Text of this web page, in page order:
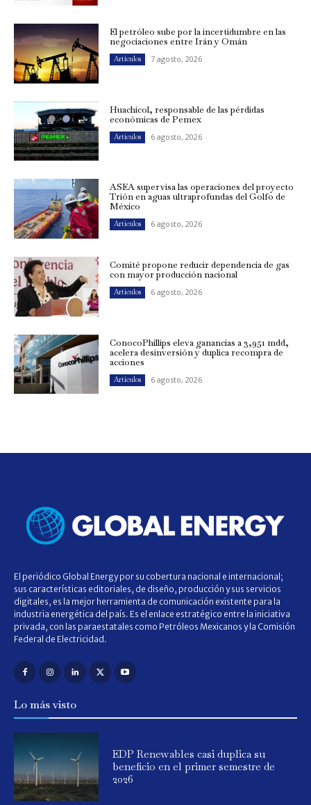
El petróleo sube por la incertidumbre en las
negociaciones entre Irán y Omán
Artículos 7 agosto, 2026
Huachicol, responsable de las pérdidas
económicas de Pemex
Artículos 6 agosto, 2026
ASEA supervisa las operaciones del proyecto
Trión en aguas ultraprofundas del Golfo de
México
Artículos 6 agosto, 2026
Comité propone reducir dependencia de gas
con mayor producción nacional
Artículos 6 agosto, 2026
ConocoPhillips eleva ganancias a 3,951 mdd,
acelera desinversión y duplica recompra de
acciones
Artículos 6 agosto, 2026
El periódico Global Energy por su cobertura nacional e internacional;
sus características editoriales, de diseño, producción y sus servicios
digitales, es la mejor herramienta de comunicación existente para la
industria energética del país. Es el enlace estratégico entre la iniciativa
privada, con las paraestatales como Petróleos Mexicanos y la Comisión
Federal de Electricidad.
Lo más visto
EDP Renewables casi duplica su
beneficio en el primer semestre de
2026